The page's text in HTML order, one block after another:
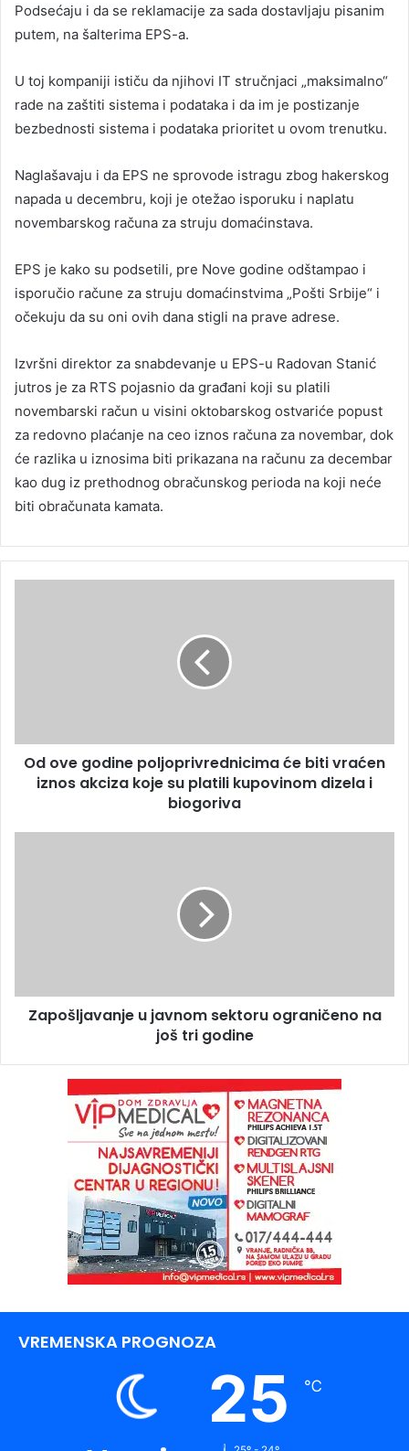
Podsećaju i da se reklamacije za sada dostavljaju pisanim
putem, na šalterima EPS-a.
U toj kompaniji ističu da njihovi IT stručnjaci „maksimalno“
rade na zaštiti sistema i podataka i da im je postizanje
bezbednosti sistema i podataka prioritet u ovom trenutku.
Naglašavaju i da EPS ne sprovode istragu zbog hakerskog
napada u decembru, koji je otežao isporuku i naplatu
novembarskog računa za struju domaćinstava.
EPS je kako su podsetili, pre Nove godine odštampao i
isporučio račune za struju domaćinstvima „Pošti Srbije“ i
očekuju da su oni ovih dana stigli na prave adrese.
Izvršni direktor za snabdevanje u EPS-u Radovan Stanić
jutros je za RTS pojasnio da građani koji su platili
novembarski račun u visini oktobarskog ostvariće popust
za redovno plaćanje na ceo iznos računa za novembar, dok
će razlika u iznosima biti prikazana na računu za decembar
kao dug iz prethodnog obračunskog perioda na koji neće
biti obračunata kamata.
Od ove godine poljoprivrednicima će biti vraćen
iznos akciza koje su platili kupovinom dizela i
biogoriva
Zapošljavanje u javnom sektoru ograničeno na
još tri godine
VREMENSKA PROGNOZA
25 ℃